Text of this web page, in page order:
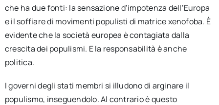
che ha due fonti: la sensazione d’impotenza dell’Europa
e il soffiare di movimenti populisti di matrice xenofoba. È
evidente che la società europea è contagiata dalla
crescita dei populismi. E la responsabilità è anche
politica.
I governi degli stati membri si illudono di arginare il
populismo, inseguendolo. Al contrario è questo